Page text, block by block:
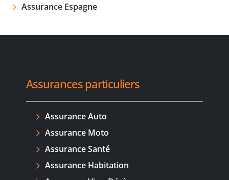
Assurance Espagne
Assurances particuliers
Assurance Auto
Assurance Moto
Assurance Santé
Assurance Habitation